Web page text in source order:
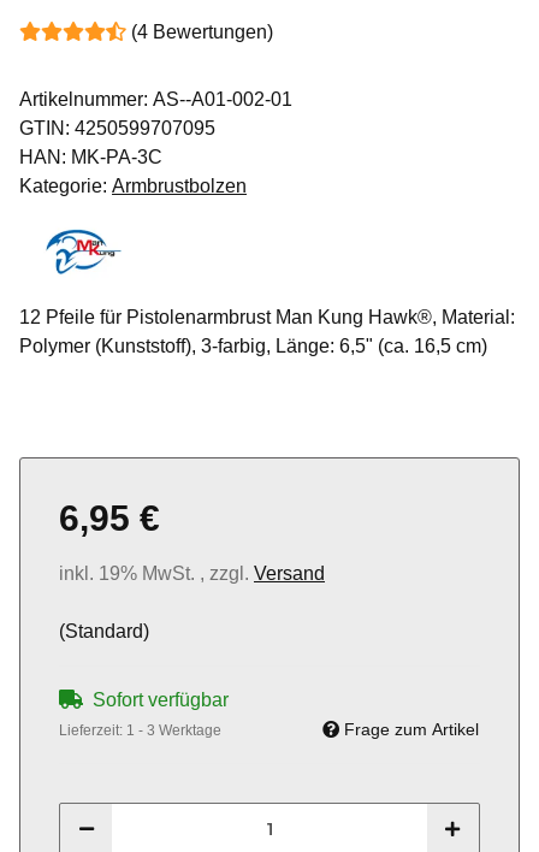
(4 Bewertungen)
Artikelnummer: AS--A01-002-01
GTIN: 4250599707095
HAN: MK-PA-3C
Kategorie: Armbrustbolzen
12 Pfeile für Pistolenarmbrust Man Kung Hawk®, Material:
Polymer (Kunststoff), 3-farbig, Länge: 6,5" (ca. 16,5 cm)
6,95 €
inkl. 19% MwSt. , zzgl. Versand
(Standard)
Sofort verfügbar
Lieferzeit: 1 - 3 Werktage Frage zum Artikel